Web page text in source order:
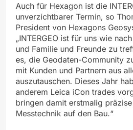
Auch für Hexagon ist die
unverzichtbarer Termin, so
President von Hexagons
„INTERGEO ist für uns wie
und Familie und Freunde zu
es, die Geodaten-Community
mit Kunden und Partnern aus
auszutauschen. Dieses Jahr
anderem Leica iCon trades
bringen damit erstmalig
Messtechnik auf den Bau.“